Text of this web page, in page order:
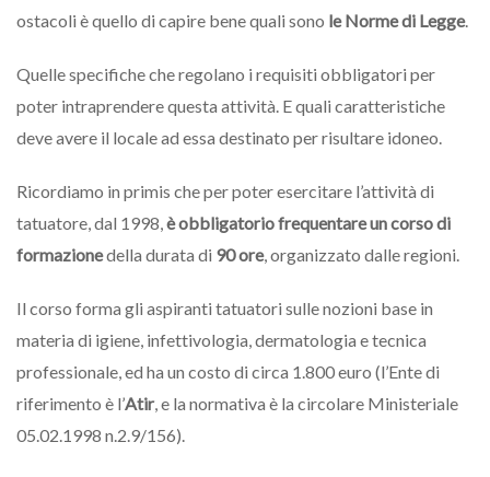
ostacoli è quello di capire bene quali sono le Norme di Legge.
Quelle specifiche che regolano i requisiti obbligatori per
poter intraprendere questa attività. E quali caratteristiche
deve avere il locale ad essa destinato per risultare idoneo.
Ricordiamo in primis che per poter esercitare l’attività di
tatuatore, dal 1998, è obbligatorio frequentare uncorso di
formazionedella durata di 90 ore, organizzato dalle regioni.
Il corso forma gli aspiranti tatuatori sulle nozioni base in
materia di igiene, infettivologia, dermatologia e tecnica
professionale, ed ha un costo di circa 1.800 euro (l’Ente di
riferimento è l’Atir, e la normativa è la circolare Ministeriale
05.02.1998 n.2.9/156).